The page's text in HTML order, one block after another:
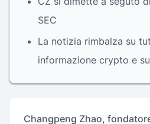
SEC
La notizia rimbalza su
informazione crypto e
Changpeng Zhao,